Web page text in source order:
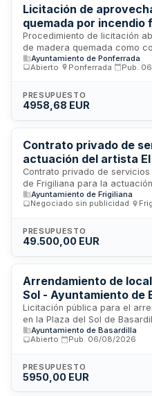
Licitación de
quemada por incendio
utilidad pública en
Procedimiento de licitación
de madera quemada como
Llamas de Cabrera ocurrido
veinticinco, ubicado en el
Castilla y León licita este
Contratos del Sector Público.
madera dañada según las
establecidas, incluyendo la
autorizaciones necesarias.
Ayuntamiento de Ponferrada
Abierto
Ponferrada Pub.
PRESUPUESTO
4958,68 EUR
Contrato privado de
actuación del artista
Tres Culturas de
Contrato privado de
de Frigiliana para la
Festival Tres Culturas de
contrato de espectáculo y
preparación y adjudicación,
derecho privado en sus
contratación no es factible
características intrínsecas
Ayuntamiento de Frigiliana
Negociado sin publicidad
PRESUPUESTO
49.500,00 EUR
Arrendamiento de
Sol - Ayuntamiento de
Licitación pública para el
en la Plaza del Sol de
de Basardilla convoca este
para obtener el uso temporal
a 5.950 euros. Se trata de un
preparación cuyo objeto es
Ayuntamiento de Basardilla
Abierto
Pub. 06/08/2026
PRESUPUESTO
5950,00 EUR